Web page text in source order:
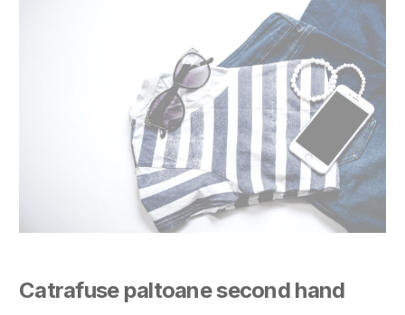
Catrafuse paltoane second hand